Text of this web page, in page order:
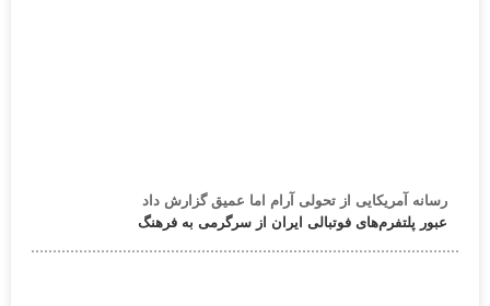
رسانه آمریکایی از تحولی آرام اما عمیق گزارش داد
عبور پلتفرم‌های فوتبالی ایران از سرگرمی به فرهنگ